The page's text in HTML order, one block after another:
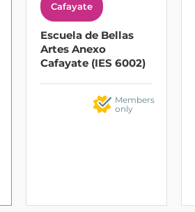
Cafayate
Escuela de Bellas
Artes Anexo
Cafayate (IES 6002)
Members
only